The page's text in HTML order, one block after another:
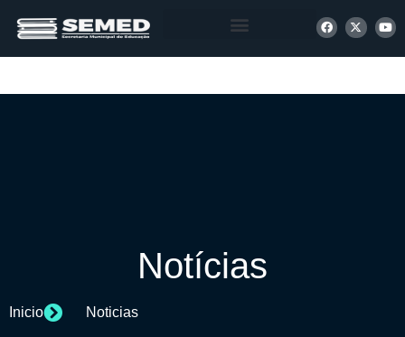
Notícias
Inicio Noticias